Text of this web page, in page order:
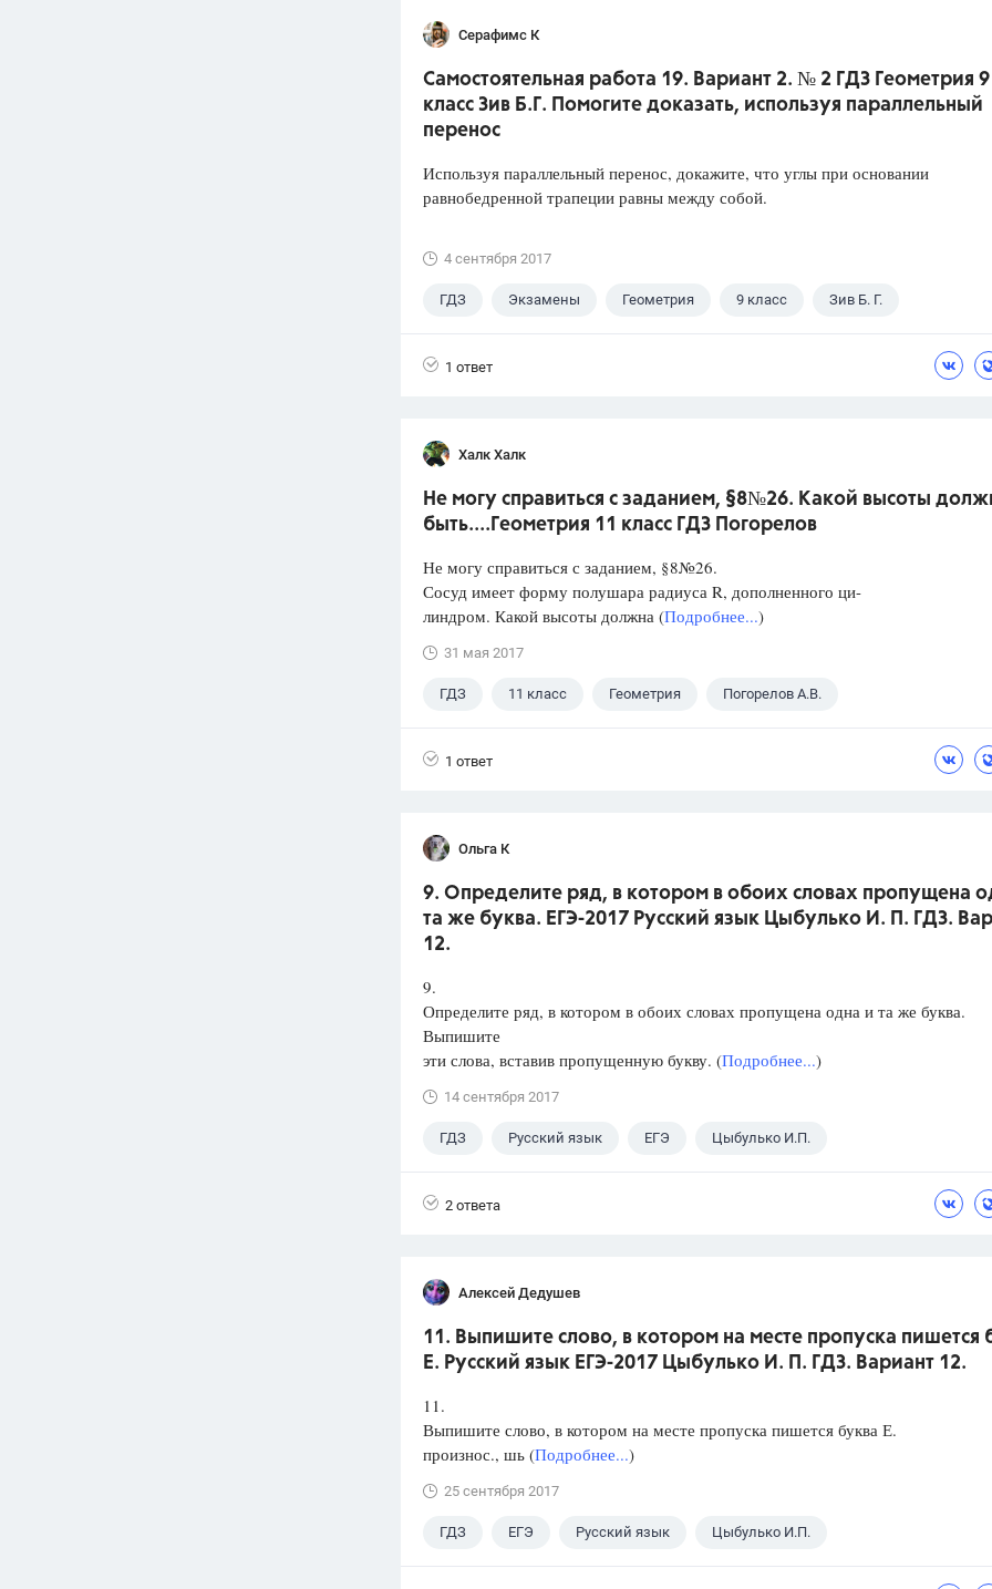
Серафимс К
Самостоятельная работа 19. Вариант 2. № 2 ГДЗ Геометрия 9
класс Зив Б.Г. Помогите доказать, используя параллельный
перенос
Используя параллельный перенос, докажите, что углы при основании
равнобедренной трапеции равны между собой.
4 сентября 2017
ГДЗ Экзамены Геометрия 9 класс Зив Б. Г.
1 ответ
Халк Халк
Не могу справиться с заданием, §8№26. Какой высоты
быть....Геометрия 11 класс ГДЗ Погорелов
Не могу справиться с заданием, §8№26.
Сосуд имеет форму полушара радиуса R, дополненного ци-
линдром. Какой высоты должна (Подробнее...)
31 мая 2017
ГДЗ 11 класс Геометрия Погорелов А.В.
1 ответ
Ольга К
9. Определите ряд, в котором в обоих словах пропущена
та же буква. ЕГЭ-2017 Русский язык Цыбулько И. П. ГДЗ.
12.
9.
Определите ряд, в котором в обоих словах пропущена одна и та же буква.
Выпишите
эти слова, вставив пропущенную букву. (Подробнее...)
14 сентября 2017
ГДЗ Русский язык ЕГЭ Цыбулько И.П.
2 ответа
Алексей Дедушев
11. Выпишите слово, в котором на месте пропуска пишется
Е. Русский язык ЕГЭ-2017 Цыбулько И. П. ГДЗ. Вариант 12.
11.
Выпишите слово, в котором на месте пропуска пишется буква Е.
произнос., шь (Подробнее...)
25 сентября 2017
ГДЗ ЕГЭ Русский язык Цыбулько И.П.